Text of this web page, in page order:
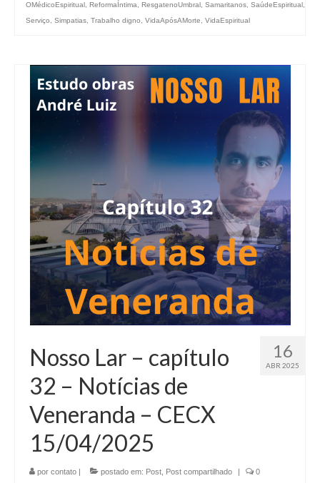
OMédicoEspiritual , ReformaÍntima, ResgatenoUmbral , Samaritanos, SaúdeEspiritual ,
Serviço, Simpatias, Trabalho digno, VidaApósAMorte, VidaEspiritual
16
ABR 2025
Nosso Lar – capítulo
32 – Notícias de
Veneranda – CECX
15/04/2025
por contato postado em: Post, Post compartilhado 0